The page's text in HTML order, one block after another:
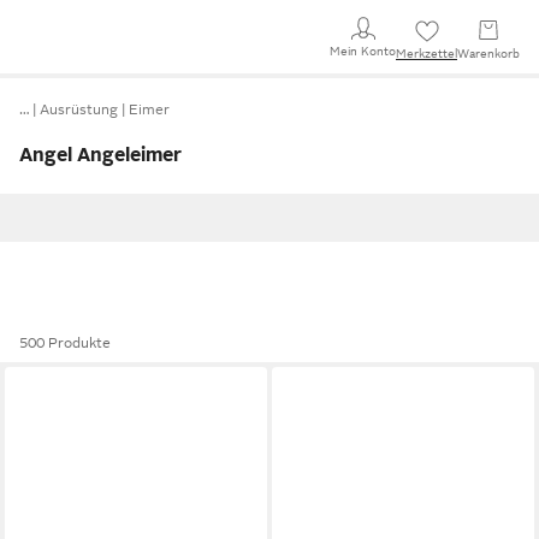
Mein KontoMerkzettel Warenkorb
… Ausrüstung Eimer
Angel Angeleimer
500 Produkte